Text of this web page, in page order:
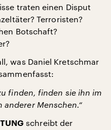
traten einen Disput
Terroristen?
Botschaft?
was Daniel Kretschmar
finden, finden sie ihn im
anderer Menschen.“
schreibt der